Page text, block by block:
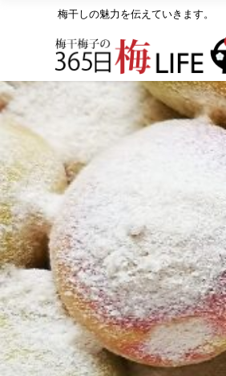
梅干しの魅力を伝えていきます。